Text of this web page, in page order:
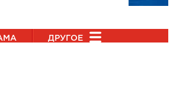
ДРУГОЕ